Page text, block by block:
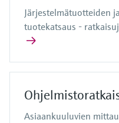
Järjestelmätuotteiden
tuotekatsaus -
Asiaankuuluvien